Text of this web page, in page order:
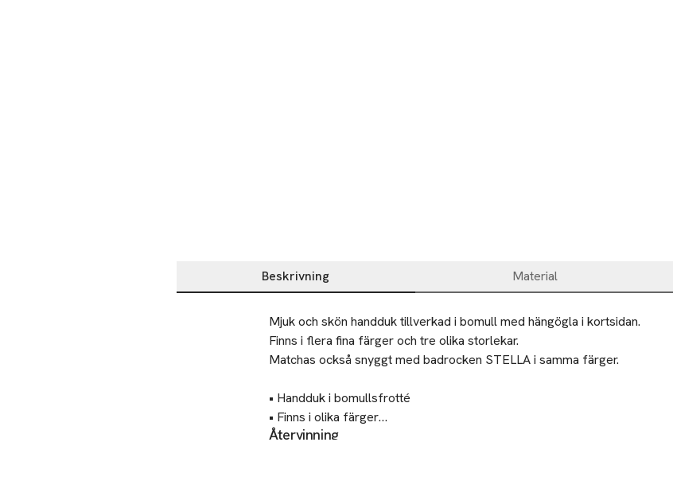
Beskrivning Material
Beskrivning
Mjuk och skön handduk tillverkad i bomull med hängögla i kortsidan.
Finns i flera fina färger och tre olika storlekar.
Matchas också snyggt med badrocken STELLA i samma färger.
• Handduk i bomullsfrotté
• Finns i olika färger
• Mått: 50x70 cm
Återvinning